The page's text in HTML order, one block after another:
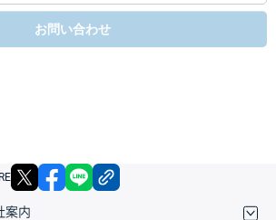
お問い合わせ
X facebook
案内